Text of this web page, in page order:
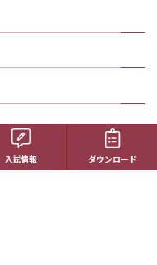
入試情報 ダウンロード